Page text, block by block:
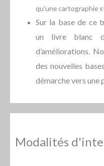
qu’une cartographie
Sur la base de ce
un livre blanc
d’améliorations.
des nouvelles
démarche vers une
Modalités